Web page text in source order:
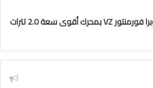
“كيان إيچيبت ” تَطرح الطراز كوبرا فورمنتور VZ بمحرك أقوى سعة 2.0 لترات